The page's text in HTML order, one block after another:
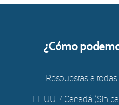
¿Cómo
Respuestas a
EE.UU. / Canadá (Sin